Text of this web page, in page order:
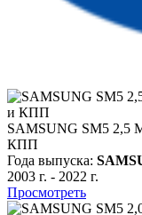
SAMSUNG SM5 2,5
КПП
Года выпуска:
2003 г. - 2022 г.
Просмотреть